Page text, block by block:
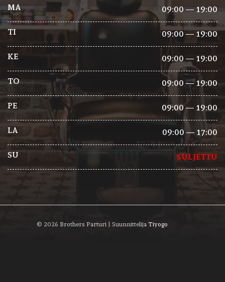
MA 09:00 — 19:00
TI 09:00 — 19:00
KE 09:00 — 19:00
TO 09:00 — 19:00
PE 09:00 — 19:00
LA 09:00 — 17:00
SU SULJETTU
© 2026 Brothers Parturi | Suunnittelija Tiyogo